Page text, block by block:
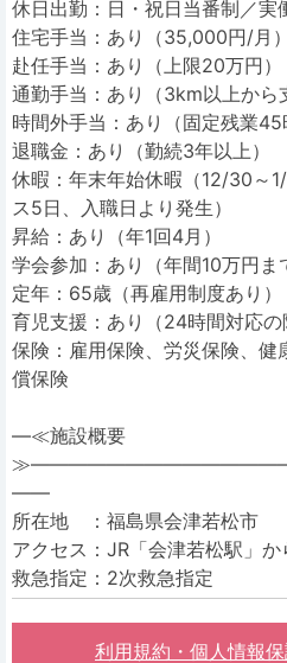
休日出勤：日・祝日当番制／実
住宅手当：あり（35,000円/月）
赴任手当：あり（上限20万円）
通勤手当：あり（3km以上から
時間外手当：あり（固定残業45
退職金：あり（勤続3年以上）
休暇：年末年始休暇（12/30～
ス5日、入職日より発生）
昇給：あり（年1回4月）
学会参加：あり（年間10万円ま
定年：65歳（再雇用制度あり）
育児支援：あり（24時間対応の
保険：雇用保険、労災保険、健
償保険
―≪施設概要
――
所在地 ：福島県会津若松市
アクセス：JR「会津若松駅」か
救急指定：2次救急指定
利用規約・個人情報